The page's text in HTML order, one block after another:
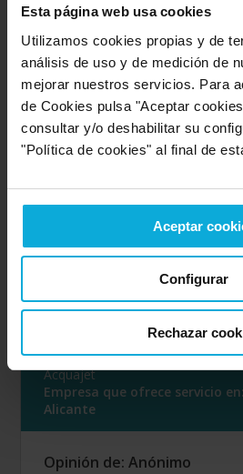
Esta página web usa cookies
Utilizamos cookies propias y de
análisis de uso y de medición de
mejorar nuestros servicios. Para
de Cookies pulsa "Aceptar
consultar y/o deshabilitar su
"Política de cookies" al final de
Aceptar
Configurar
Rechazar
Alicante
Opinión de: Anónimo
¿Qué te ha gustado más? No lo
puesto en contacto, cobrar si
Opinión realizada en: 11/08/2023
Detalles de la puntuación
Empresa valorada:
Acquajet
Empresa que ofrece servicio en:
Alicante
Opinión de: Anónimo